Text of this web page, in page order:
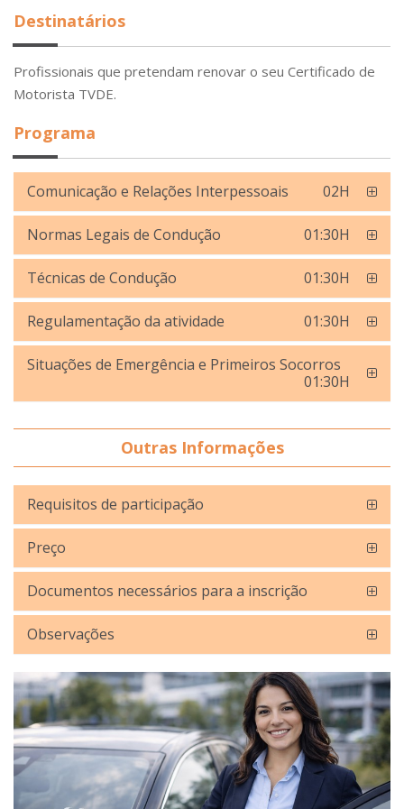
Destinatários
Profissionais que pretendam renovar o seu Certificado de
Motorista TVDE.
Programa
Comunicação e Relações Interpessoais 02H
Normas Legais de Condução 01:30H
Técnicas de Condução 01:30H
Regulamentação da atividade 01:30H
Situações de Emergência e Primeiros Socorros
01:30H
Outras Informações
Requisitos de participação
Preço
Documentos necessários para a inscrição
Observações